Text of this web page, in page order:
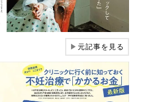
▶元記事を見る